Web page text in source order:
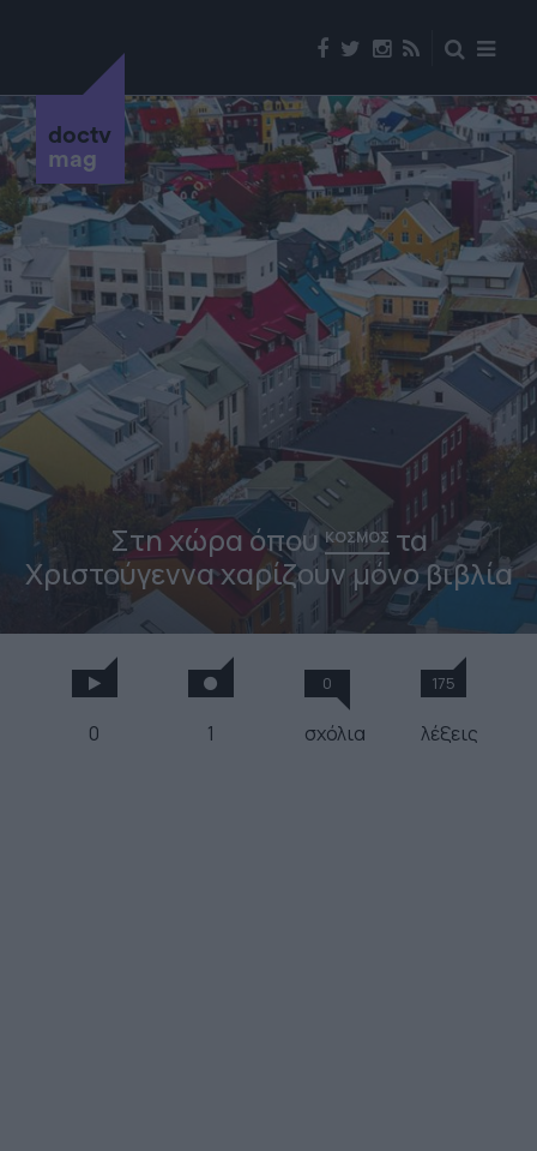
doctv
mag
Στη χώρα όπουΚΟΣΜΟΣ τα
Χριστούγεννα χαρίζουν μόνο βιβλία
0 1
0
σχόλια
175
λέξεις